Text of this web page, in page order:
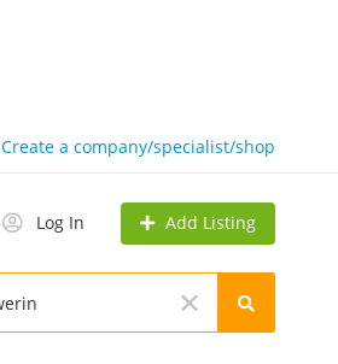
Create a company/specialist/shop
Log In Add Listing